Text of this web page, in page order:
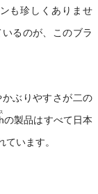
も珍しくありませ
るのが、このブラ
ぶりやすさが二の
の製品はすべて日本
います。